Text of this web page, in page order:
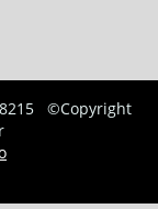
©Copyright